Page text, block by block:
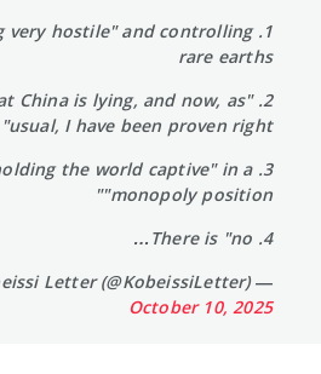
very hostile" and controlling
rare earths
China is lying, and now, as
usual, I have been proven right"
the world captive" in a
"monopoly position"
4. There is "no…
— The Kobeissi Letter (@KobeissiLetter)
October 10, 2025